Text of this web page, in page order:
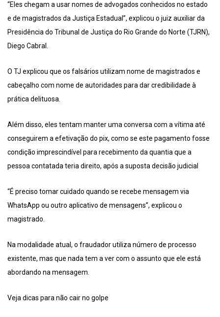
“Eles chegam a usar nomes de advogados conhecidos no estado
e de magistrados da Justiça Estadual”, explicou o juiz auxiliar da
Presidência do Tribunal de Justiça do Rio Grande do Norte (TJRN),
Diego Cabral.
O TJ explicou que os falsários utilizam nome de magistrados e
cabeçalho com nome de autoridades para dar credibilidade à
prática delituosa.
Além disso, eles tentam manter uma conversa com a vítima até
conseguirem a efetivação do pix, como se este pagamento fosse
condição imprescindível para recebimento da quantia que a
pessoa contatada teria direito, após a suposta decisão judicial
“É preciso tomar cuidado quando se recebe mensagem via
WhatsApp ou outro aplicativo de mensagens”, explicou o
magistrado.
Na modalidade atual, o fraudador utiliza número de processo
existente, mas que nada tem a ver com o assunto que ele está
abordando na mensagem.
Veja dicas para não cair no golpe